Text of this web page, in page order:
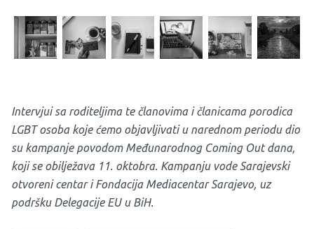
Intervjui sa roditeljima te članovima i članicama porodica
LGBT osoba koje ćemo objavljivati u narednom periodu dio
su kampanje povodom Međunarodnog Coming Out dana,
koji se obilježava 11. oktobra. Kampanju vode Sarajevski
otvoreni centar i Fondacija Mediacentar Sarajevo, uz
podršku Delegacije EU u BiH.